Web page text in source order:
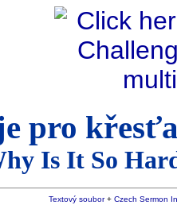
pro
Is It So
Textový soubor+ Czech Sermon